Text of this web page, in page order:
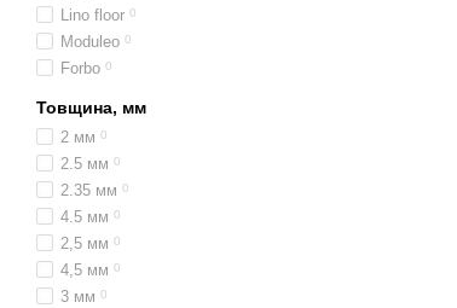
Lino floor 0
Moduleo 0
Forbo 0
Товщина, мм
2 мм 0
2.5 мм 0
2.35 мм 0
4.5 мм 0
2,5 мм 0
4,5 мм 0
3 мм 0